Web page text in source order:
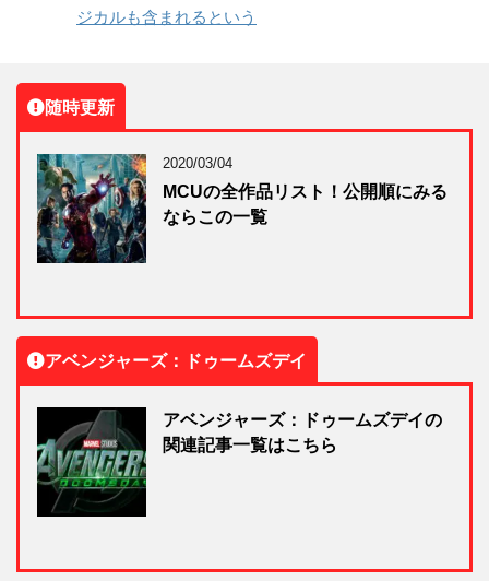
ジカルも含まれるという
随時更新
2020/03/04
MCUの全作品リスト！公開順にみる
ならこの一覧
アベンジャーズ：ドゥームズデイ
アベンジャーズ：ドゥームズデイの
関連記事一覧はこちら